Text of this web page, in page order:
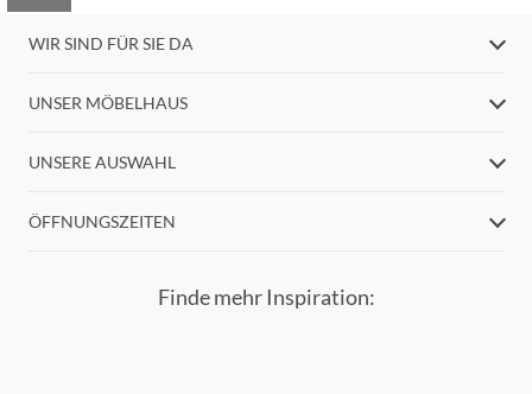
WIR SIND FÜR SIE DA
UNSER MÖBELHAUS
UNSERE AUSWAHL
ÖFFNUNGSZEITEN
Finde mehr Inspiration: